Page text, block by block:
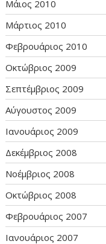
Μάιος 2010
Μάρτιος 2010
Φεβρουάριος 2010
Οκτώβριος 2009
Σεπτέμβριος 2009
Αύγουστος 2009
Ιανουάριος 2009
Δεκέμβριος 2008
Νοέμβριος 2008
Οκτώβριος 2008
Φεβρουάριος 2007
Ιανουάριος 2007